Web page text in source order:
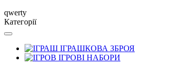
qwerty
Категорії
ІГРАШКОВА ЗБРОЯ
ІГРОВІ НАБОРИ